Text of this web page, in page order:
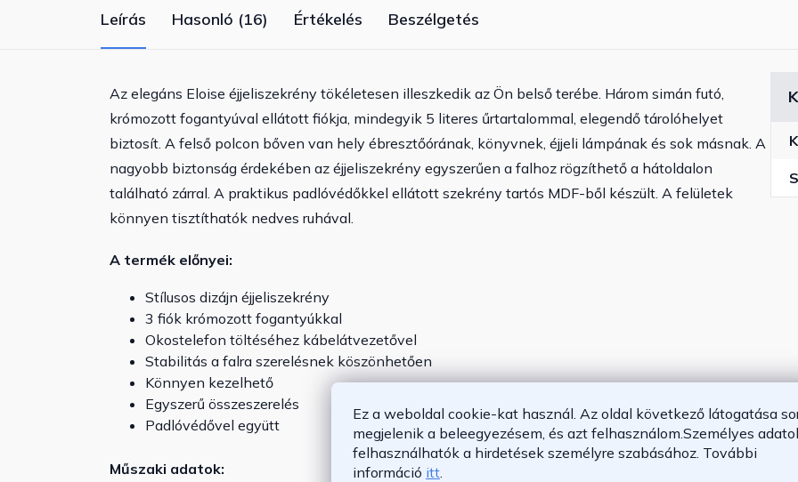
Ez a weboldal cookie-kat használ. Az oldal következő látogatása
megjelenik a beleegyezésem, és azt felhasználom. Személyes
felhasználhatók a hirdetések személyre szabásához. További
információ itt
Leírás Hasonló (16) Értékelés Beszélgetés
Az elegáns Eloise éjjeliszekrény tökéletesen illeszkedik az Ön belső terébe. Három simán futó,
krómozott fogantyúval ellátott fiókja, mindegyik 5 literes űrtartalommal, elegendő tárolóhelyet
biztosít. A felső polcon bőven van hely ébresztőórának, könyvnek, éjjeli lámpának és sok másnak. A
nagyobb biztonság érdekében az éjjeliszekrény egyszerűen a falhoz rögzíthető a hátoldalon
található zárral. A praktikus padlóvédőkkel ellátott szekrény tartós MDF-ből készült. A felületek
könnyen tisztíthatók nedves ruhával.
A termék előnyei:
Stílusos dizájn éjjeliszekrény
3 fiók krómozott fogantyúkkal
Okostelefon töltéséhez kábelátvezetővel
Stabilitás a falra szerelésnek köszönhetően
Könnyen kezelhető
Egyszerű összeszerelés
Padlóvédővel együtt
Műszaki adatok: